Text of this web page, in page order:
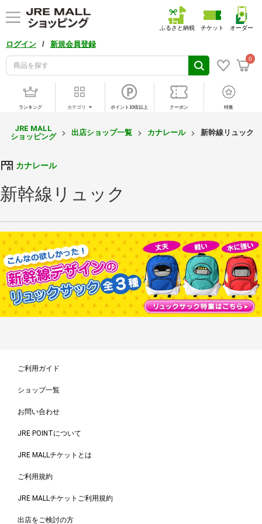
ログイン / 新規会員登録
0
ふるさと納税 チケット オーダー
ランキング カテゴリ ポイント10倍以上 クーポン 特集
JRE MALL
ショッピング
出店ショップ一覧 カナレール 新幹線リュック
カナレール
新幹線リュック
ご利用ガイド
ショップ一覧
お問い合わせ
JRE POINTについて
JRE MALLチケットとは
ご利用規約
JRE MALLチケットご利用規約
出店をご検討の方